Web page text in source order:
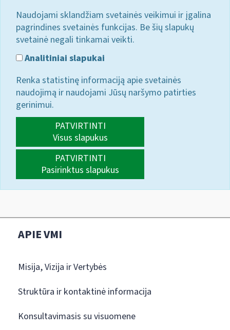
Naudojami sklandžiam svetainės veikimui ir įgalina
pagrindines svetainės funkcijas. Be šių slapukų
svetainė negali tinkamai veikti.
Analitiniai slapukai
Renka statistinę informaciją apie svetainės
naudojimą ir naudojami Jūsų naršymo patirties
gerinimui.
PATVIRTINTI
Visus slapukus
PATVIRTINTI
Pasirinktus slapukus
APIE VMI
Misija, Vizija ir Vertybės
Struktūra ir kontaktinė informacija
Konsultavimasis su visuomene